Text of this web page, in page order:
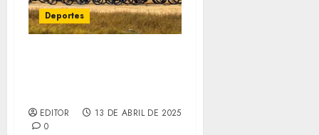
Deportes
EDITOR
13 DE ABRIL DE 2025
0